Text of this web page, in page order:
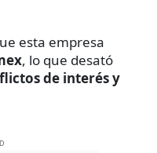
esta empresa
, lo que desató
de interés y